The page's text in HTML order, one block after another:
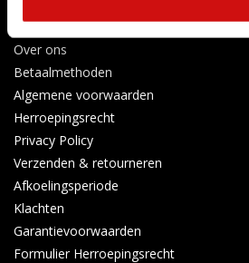
Contact opnemen
Over ons
Betaalmethoden
Algemene voorwaarden
Herroepingsrecht
Privacy Policy
Verzenden & retourneren
Afkoelingsperiode
Klachten
Garantievoorwaarden
Formulier Herroepingsrecht